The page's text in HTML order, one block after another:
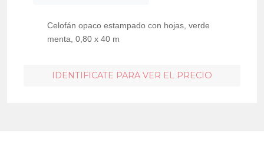
Celofán opaco estampado con hojas, verde
menta, 0,80 x 40 m
IDENTIFICATE PARA VER EL PRECIO